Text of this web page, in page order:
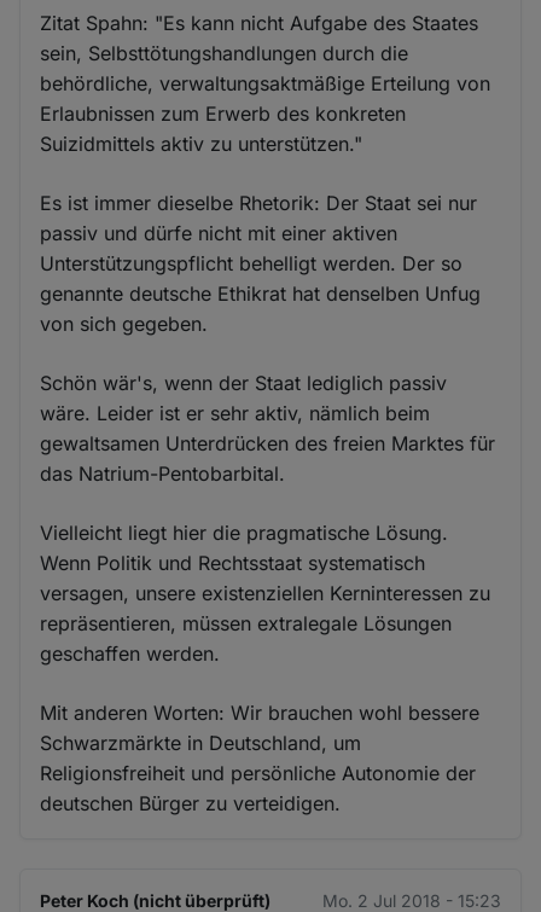
Zitat Spahn: "Es kann nicht Aufgabe des Staates
sein, Selbsttötungshandlungen durch die
behördliche, verwaltungsaktmäßige Erteilung von
Erlaubnissen zum Erwerb des konkreten
Suizidmittels aktiv zu unterstützen."
Es ist immer dieselbe Rhetorik: Der Staat sei nur
passiv und dürfe nicht mit einer aktiven
Unterstützungspflicht behelligt werden. Der so
genannte deutsche Ethikrat hat denselben Unfug
von sich gegeben.
Schön wär's, wenn der Staat lediglich passiv
wäre. Leider ist er sehr aktiv, nämlich beim
gewaltsamen Unterdrücken des freien Marktes für
das Natrium-Pentobarbital.
Vielleicht liegt hier die pragmatische Lösung.
Wenn Politik und Rechtsstaat systematisch
versagen, unsere existenziellen Kerninteressen zu
repräsentieren, müssen extralegale Lösungen
geschaffen werden.
Mit anderen Worten: Wir brauchen wohl bessere
Schwarzmärkte in Deutschland, um
Religionsfreiheit und persönliche Autonomie der
deutschen Bürger zu verteidigen.
Peter Koch (nicht überprüft) Mo. 2 Jul 2018 - 15:23